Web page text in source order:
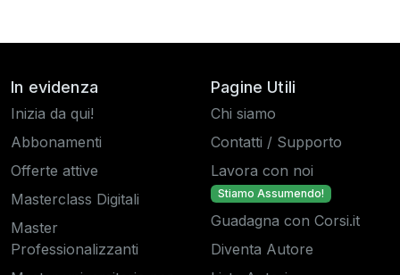
In evidenza
Inizia da qui!
Abbonamenti
Offerte attive
Masterclass Digitali
Master
Professionalizzanti
Pagine Utili
Chi siamo
Contatti / Supporto
Lavora con noi
Stiamo Assumendo!
Guadagna con Corsi.it
Diventa Autore